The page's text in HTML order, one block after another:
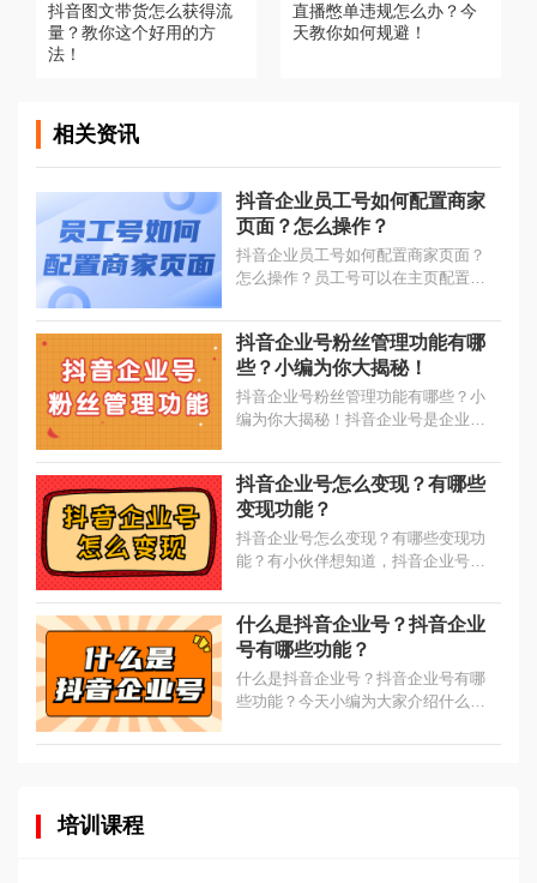
抖音图文带货怎么获得流
量？教你这个好用的方
法！
直播憋单违规怎么办？今
天教你如何规避！
相关资讯
抖音企业员工号如何配置商家
页面？怎么操作？
抖音企业员工号如何配置商家页面？
怎么操作？员工号可以在主页配置模
购商品等模块。...
抖音企业号粉丝管理功能有哪
些？小编为你大揭秘！
抖音企业号粉丝管理功能有哪些？小
编为你大揭秘！抖音企业号是企业营
要收口，所以会有一些粉丝管理的主
要功能，帮助我们做用户分析与粉丝
运...
抖音企业号怎么变现？有哪些
变现功能？
抖音企业号怎么变现？有哪些变现功
能？有小伙伴想知道，抖音企业号怎
音企业号实现变现的几个功能！...
什么是抖音企业号？抖音企业
号有哪些功能？
什么是抖音企业号？抖音企业号有哪
些功能？今天小编为大家介绍什么是
营销功能？...
培训课程